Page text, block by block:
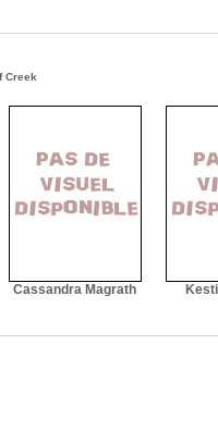
Creek
Cassandra Magrath